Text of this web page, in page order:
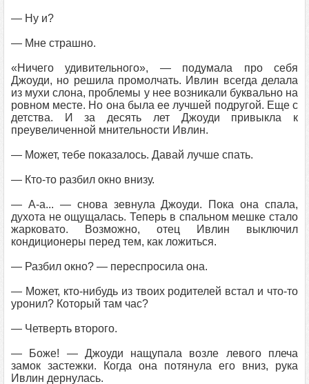
— Ну и?
— Мне страшно.
«Ничего удивительного», — подумала про себя
Джоуди, но решила промолчать. Ивлин всегда делала
из мухи слона, проблемы у нее возникали буквально на
ровном месте. Но она была ее лучшей подругой. Еще с
детства. И за десять лет Джоуди привыкла к
преувеличенной мнительности Ивлин.
— Может, тебе показалось. Давай лучше спать.
— Кто-то разбил окно внизу.
— А-а... — снова зевнула Джоуди. Пока она спала,
духота не ощущалась. Теперь в спальном мешке стало
жарковато. Возможно, отец Ивлин выключил
кондиционеры перед тем, как ложиться.
— Разбил окно? — переспросила она.
— Может, кто-нибудь из твоих родителей встал и что-то
уронил? Который там час?
— Четверть второго.
— Боже! — Джоуди нащупала возле левого плеча
замок застежки. Когда она потянула его вниз, рука
Ивлин дернулась.